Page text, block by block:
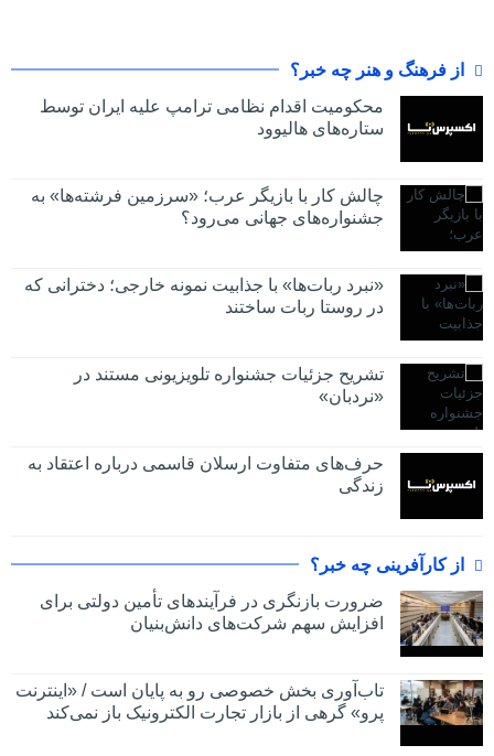
از فرهنگ و هنر چه خبر؟
محکومیت اقدام نظامی ترامپ علیه ایران توسط
ستاره‌های هالیوود
چالش کار با بازیگر عرب؛ «سرزمین فرشته‌ها» به
جشنواره‌های جهانی می‌رود؟
«نبرد ربات‌ها» با جذابیت نمونه خارجی؛ دخترانی که
در روستا ربات ساختند
تشریح جزئیات جشنواره‌ تلویزیونی مستند در
«نردبان»
حرف‌های متفاوت ارسلان قاسمی درباره اعتقاد به
زندگی
از کارآفرینی چه خبر؟
ضرورت بازنگری در فرآیندهای تأمین دولتی برای
افزایش سهم شرکت‌های دانش‌بنیان
تاب‌آوری بخش خصوصی رو به پایان است / «اینترنت
پرو» گرهی از بازار تجارت الکترونیک باز نمی‌کند